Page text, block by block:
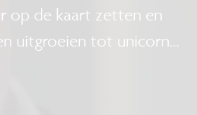
op de kaart zetten en
uitgroeien tot unicorns: